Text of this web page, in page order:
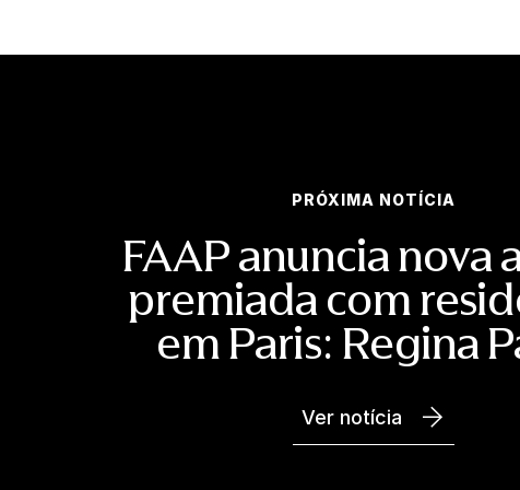
PRÓXIMA NOTÍCIA
FAAP anuncia nova
premiada com
em Paris: Regina
Ver notícia